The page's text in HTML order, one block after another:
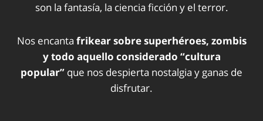
son la fantasía, la ciencia ficción y el terror.
Nos encanta frikear sobre superhéroes, zombis
y todo aquello considerado “cultura
popular” que nos despierta nostalgia y ganas de
disfrutar.